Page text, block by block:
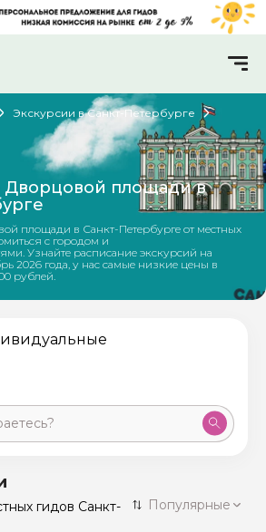
Экскурсии в Санкт-Петербурге
Дворцовой площади в
площади в Санкт-Петербурге от местных
с городом и
Узнайте расписание экскурсий на
2026 года, у нас самые низкие цены в
рублей.
50 экскурсий
гидов Санкт-
Популярные